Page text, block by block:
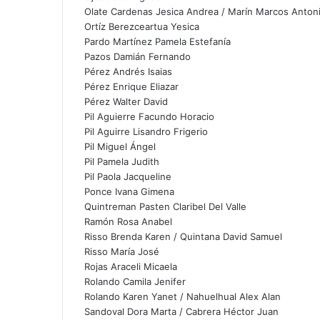
Olate Cardenas Jesica Andrea / Marín Marcos
Ortíz Berezceartua Yesica
Pardo Martínez Pamela Estefanía
Pazos Damián Fernando
Pérez Andrés Isaias
Pérez Enrique Eliazar
Pérez Walter David
Pil Aguierre Facundo Horacio
Pil Aguirre Lisandro Frigerio
Pil Miguel Ángel
Pil Pamela Judith
Pil Paola Jacqueline
Ponce Ivana Gimena
Quintreman Pasten Claribel Del Valle
Ramón Rosa Anabel
Risso Brenda Karen / Quintana David Samuel
Risso María José
Rojas Araceli Micaela
Rolando Camila Jenifer
Rolando Karen Yanet / Nahuelhual Alex Alan
Sandoval Dora Marta / Cabrera Héctor Juan